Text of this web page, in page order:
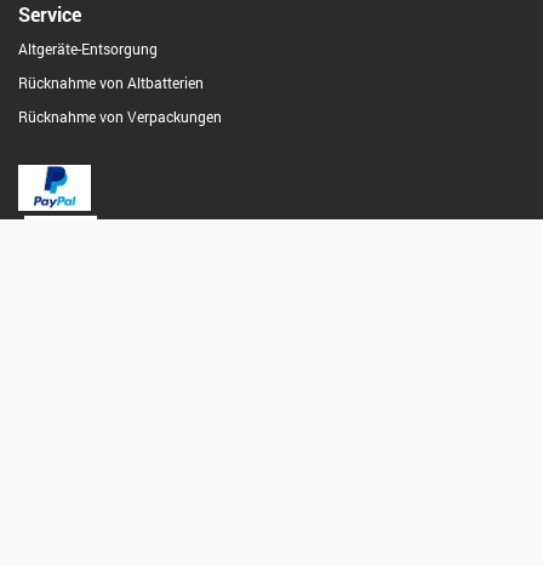
Service
Altgeräte-Entsorgung
Rücknahme von Altbatterien
Rücknahme von Verpackungen